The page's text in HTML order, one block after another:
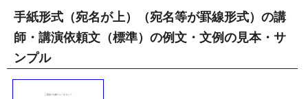
手紙形式（宛名が上）（宛名等が罫線形式）の講
師・講演依頼文（標準）の例文・文例の見本・サ
ンプル